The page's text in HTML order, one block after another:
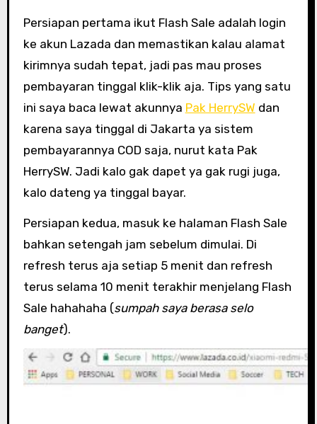
Persiapan pertama ikut Flash Sale adalah login
ke akun Lazada dan memastikan kalau alamat
kirimnya sudah tepat, jadi pas mau proses
pembayaran tinggal klik-klik aja. Tips yang satu
ini saya baca lewat akunnya Pak HerrySW dan
karena saya tinggal di Jakarta ya sistem
pembayarannya COD saja, nurut kata Pak
HerrySW. Jadi kalo gak dapet ya gak rugi juga,
kalo dateng ya tinggal bayar.
Persiapan kedua, masuk ke halaman Flash Sale
bahkan setengah jam sebelum dimulai. Di
refresh terus aja setiap 5 menit dan refresh
terus selama 10 menit terakhir menjelang Flash
Sale hahahaha (sumpah saya berasa selo
banget).